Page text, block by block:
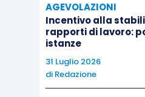
AGEVOLAZIONI
Incentivo alla
rapporti di lavoro:
istanze
31 Luglio 2026
di Redazione